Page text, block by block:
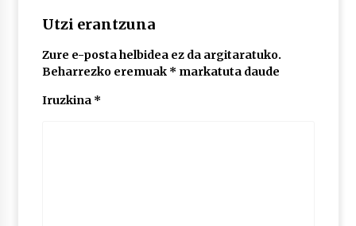
Utzi erantzuna
Zure e-posta helbidea ez da argitaratuko.
Beharrezko eremuak * markatuta daude
Iruzkina *